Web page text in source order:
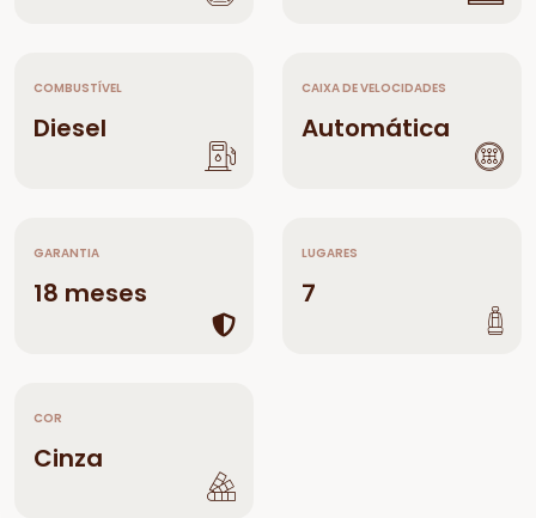
COMBUSTÍVEL
Diesel
CAIXA DE VELOCIDADES
Automática
GARANTIA
18 meses
LUGARES
7
COR
Cinza